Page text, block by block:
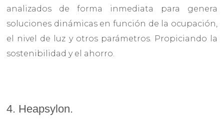
analizados de forma inmediata para genera
soluciones dinámicas en función de la ocupación,
el nivel de luz y otros parámetros. Propiciando la
sostenibilidad y el ahorro.
4. Heapsylon.